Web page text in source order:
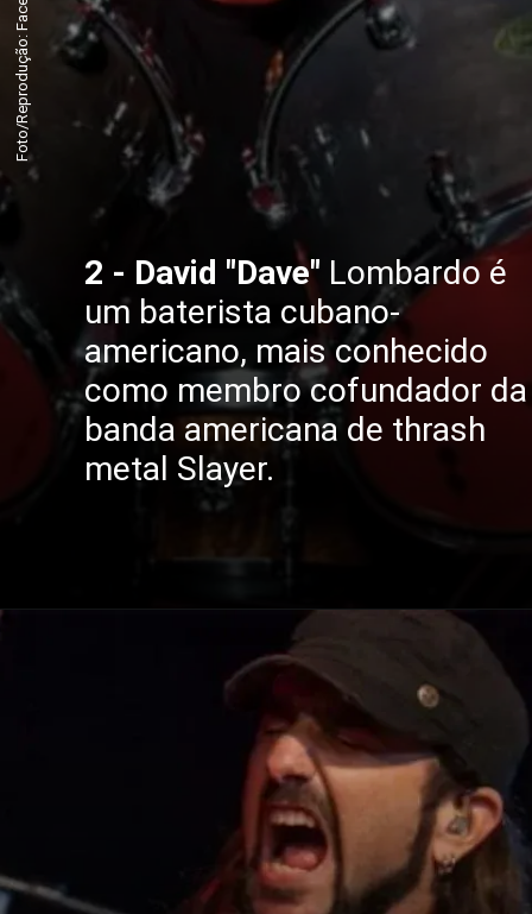
Foto/Reprodução: Facebook
2 - David "Dave" Lombardo é
um baterista cubano-
americano, mais conhecido
como membro cofundador da
banda americana de thrash
metal Slayer.